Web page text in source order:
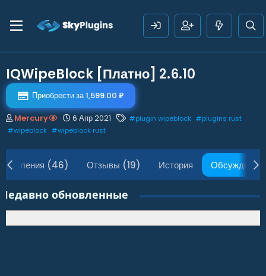
IQWipeBlock [Платно] 2.6.10
Приобрести за 1,599.00 ₽
А
в
о
е
м
ы
Mercury
Д
а
а
ч
а
а
6 Апр 2021
Т
и
#plugin wipeblock #plugins rust
#wipeblock #wipeblock rust
(46) Отзывы (19) История Обсуждение
Недавно обновленные